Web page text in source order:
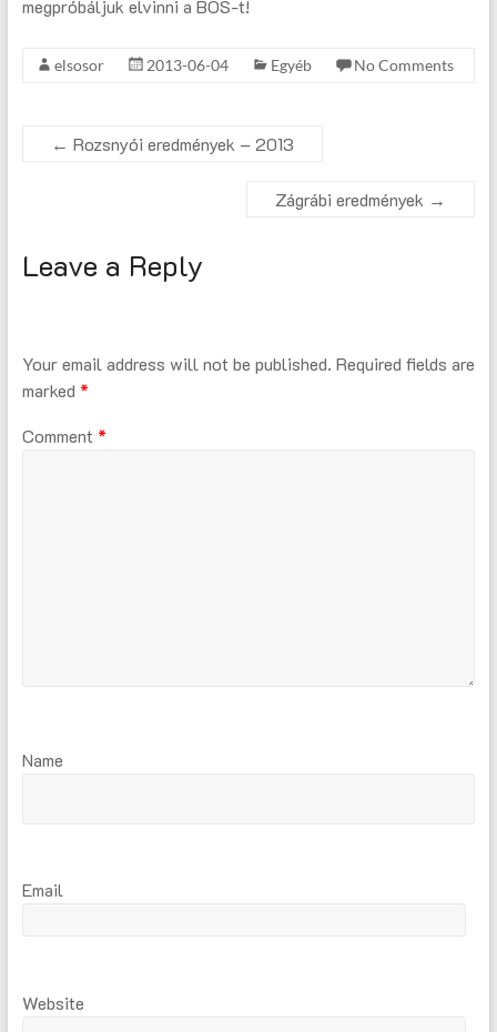
megpróbáljuk elvinni a BOS-t!
elsosor 2013-06-04 Egyéb No Comments
← Rozsnyói eredmények – 2013
Zágrábi eredmények →
Leave a Reply
Your email address will not be published. Required fields are
marked *
Comment *
Name
Email
Website